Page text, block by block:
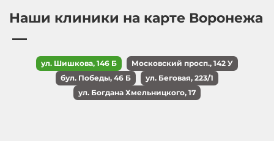
Наши клиники на карте Воронежа
ул. Шишкова, 146 Б
Московский просп., 142 У
бул. Победы, 46 Б
ул. Беговая, 223/1
ул. Богдана Хмельницкого, 17